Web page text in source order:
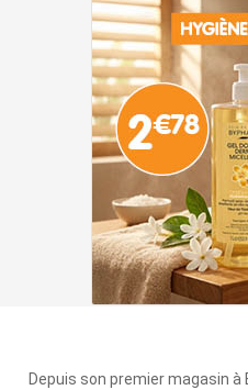
Depuis son premier magasin à